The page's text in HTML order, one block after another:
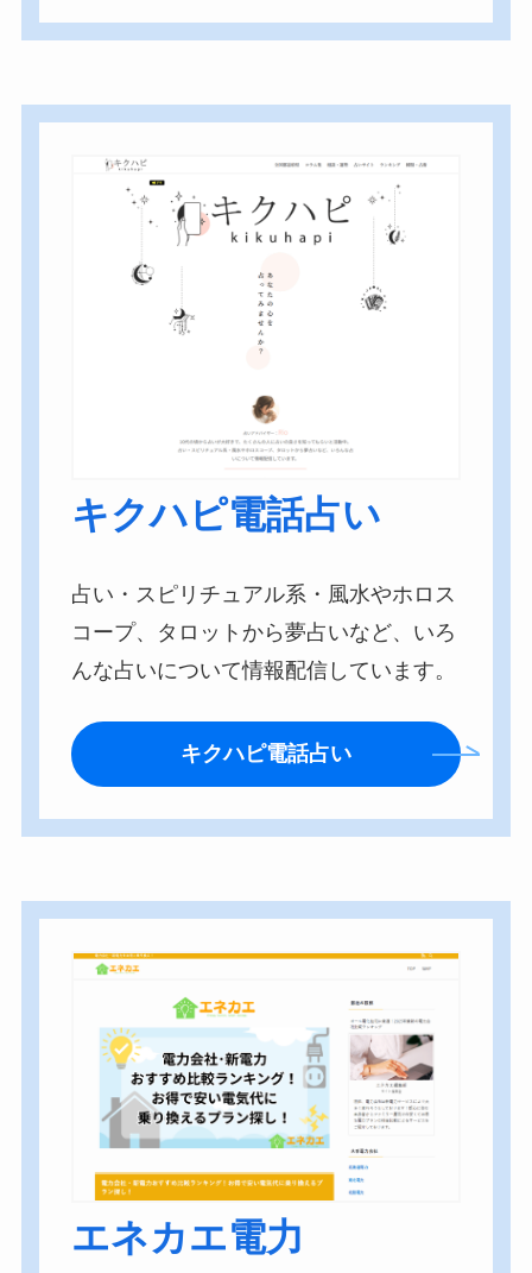
キクハピ電話占い
占い・スピリチュアル系・風水やホロス
コープ、タロットから夢占いなど、いろ
んな占いについて情報配信しています。
キクハピ電話占い
エネカエ電力